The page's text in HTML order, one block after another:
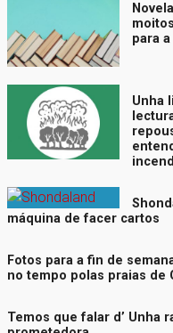
para
Unha
máquina de facer cartos
Fotos para a fin de
no tempo polas praias de
Temos que falar d’ Unha